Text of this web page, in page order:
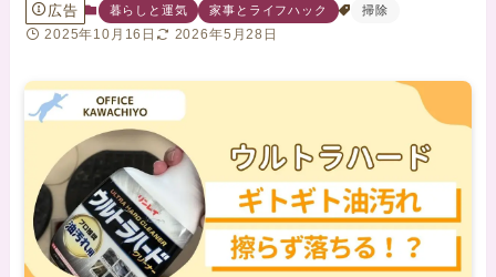
広告 暮らしと運気 家事とライフハック 掃除
2025年10月16日 2026年5月28日